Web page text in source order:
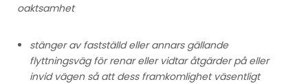
oaktsamhet
stänger av fastställd eller annars gällande
flyttningsväg för renar eller vidtar åtgärder på eller
invid vägen så att dess framkomlighet väsentligt